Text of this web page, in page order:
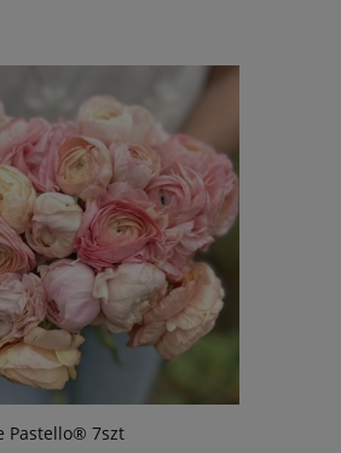
Pastello® 7szt